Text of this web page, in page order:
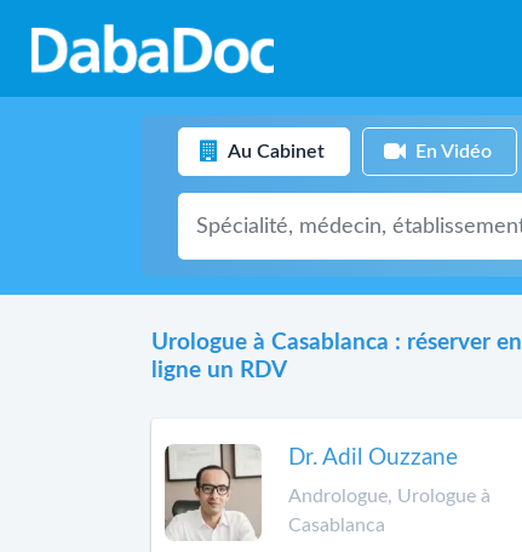
Au Cabinet En Vidéo
Urologue à Casablanca : réserver en
ligne un RDV
Dr. Adil Ouzzane
Andrologue, Urologue à
Casablanca